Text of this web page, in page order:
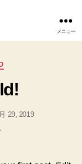
メニュー
29, 2019